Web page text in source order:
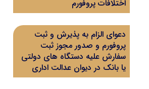
اختلافات پروفورم
دعوای الزام به پذیرش و ثبت
پروفورم و صدور مجوز ثبت
سفارش علیه دستگاه های دولتی
یا بانک در دیوان عدالت اداری